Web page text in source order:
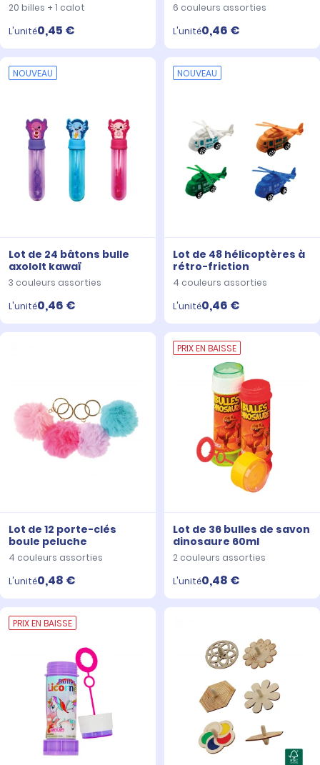
20 billes + 1 calot
L'unité0,45 €
6 couleurs assorties
L'unité0,46 €
NOUVEAU
Lot de 24 bâtons bulle
axololt kawaï
3 couleurs assorties
L'unité0,46 €
NOUVEAU
Lot de 48 hélicoptères à
rétro-friction
4 couleurs assorties
L'unité0,46 €
Lot de 12 porte-clés
boule peluche
4 couleurs assorties
L'unité0,48 €
PRIX EN BAISSE
Lot de 36 bulles de savon
dinosaure 60ml
2 couleurs assorties
L'unité0,48 €
PRIX EN BAISSE